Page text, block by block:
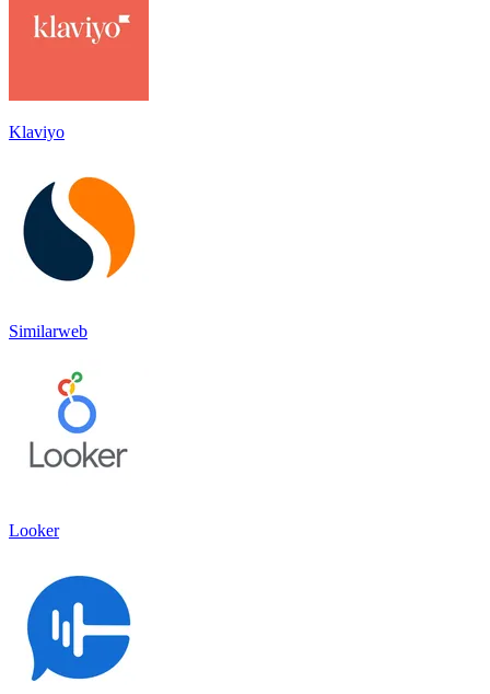
Klaviyo
Similarweb
Looker